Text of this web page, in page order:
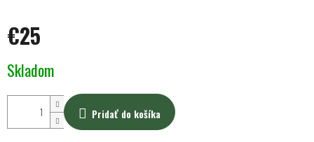
je
0,0
5
€25
cena:
Skladom
Pridať do košíka